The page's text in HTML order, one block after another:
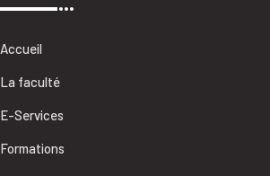
Accueil
La faculté
E-Services
Formations